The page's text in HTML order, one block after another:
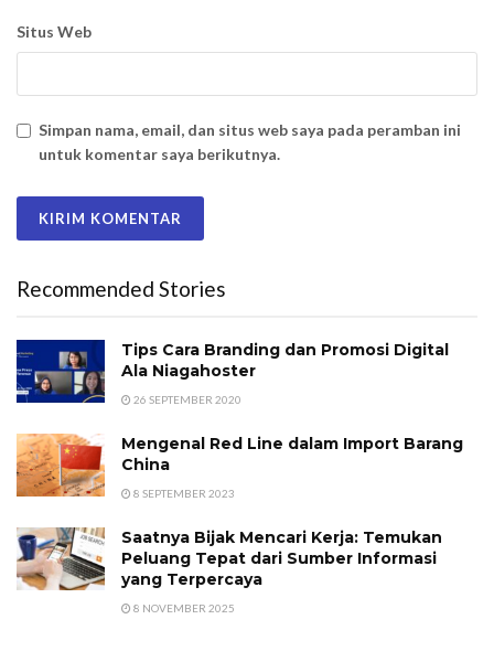
Situs Web
Simpan nama, email, dan situs web saya pada peramban ini
untuk komentar saya berikutnya.
Recommended Stories
Tips Cara Branding dan Promosi Digital
Ala Niagahoster
26 SEPTEMBER 2020
Mengenal Red Line dalam Import Barang
China
8 SEPTEMBER 2023
Saatnya Bijak Mencari Kerja: Temukan
Peluang Tepat dari Sumber Informasi
yang Terpercaya
8 NOVEMBER 2025